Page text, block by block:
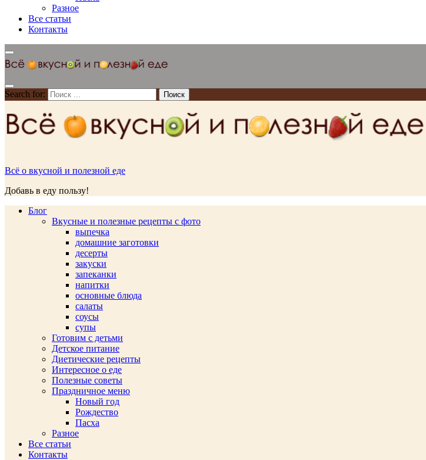
Разное
Все статьи
Контакты
Search for:
Всё о вкусной и полезной еде
Добавь в еду пользу!
Блог
Вкусные и полезные рецепты с фото
выпечка
домашние заготовки
десерты
закуски
запеканки
напитки
основные блюда
салаты
соусы
супы
Готовим с детьми
Детское питание
Диетические рецепты
Интересное о еде
Полезные советы
Праздничное меню
Новый год
Рождество
Пасха
Разное
Все статьи
Контакты